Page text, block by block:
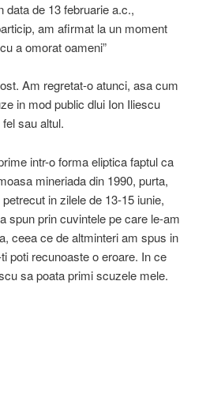
data de 13 februarie a.c.,
am afirmat la un moment
a omorat oameni”
Am regretat-o atunci, asa cum
in mod public dlui Ion Iliescu
sau altul.
intr-o forma eliptica faptul ca
mineriada din 1990, purta,
in zilele de 13-15 iunie,
spun prin cuvintele pe care le-am
ceea ce de altminteri am spus in
poti recunoaste o eroare. In ce
sa poata primi scuzele mele.